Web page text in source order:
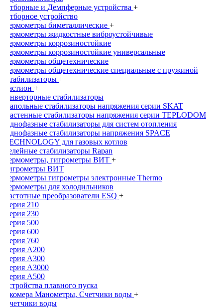
Отборные и Демпферные устройства +
Отборное устройство
Термометры биметаллические +
Термометры жидкостные виброустойчивые
Термометры коррозиностойкие
Термометры коррозиностойкие универсальные
Термометры общетехнические
Термометры общетехнические специальные с пружиной
Стабилизаторы +
Бастион +
Инверторные стабилизаторы
Напольные стабилизаторы напряжения серии SKAT
Настенные стабилизаторы напряжения серии TEPLODOM
Однофазные стабилизаторы для систем отопления
Однофазные стабилизаторы напряжения SPACE
TECHNOLOGY для газовых котлов
Релейные стабилизаторы Rapan
Термометры, гигрометры ВИТ +
Гигрометры ВИТ
Термометры гигрометры электронные Thermo
Термометры для холодильников
Частотные преобразователи ESQ +
Серия 210
Серия 230
Серия 500
Серия 600
Серия 760
Серия А200
Серия А300
Серия А3000
Серия А500
Устройства плавного пуска
Экомера Манометры, Счетчики воды +
Счетчики воды